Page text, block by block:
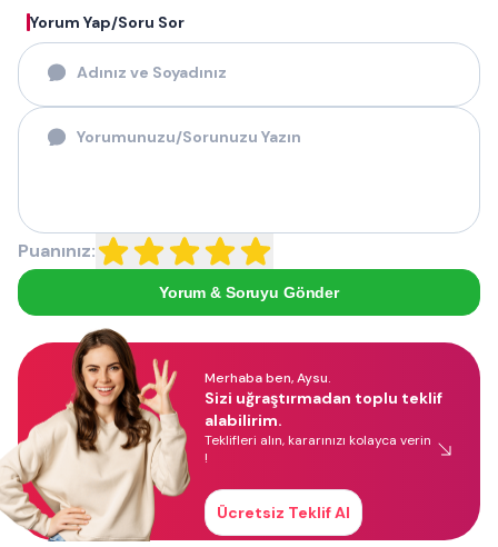
Yorum Yap/Soru Sor
Puanınız:
Yorum & Soruyu Gönder
Merhaba ben, Aysu.
Sizi uğraştırmadan toplu teklif
alabilirim.
Teklifleri alın, kararınızı kolayca verin
!
Ücretsiz Teklif Al